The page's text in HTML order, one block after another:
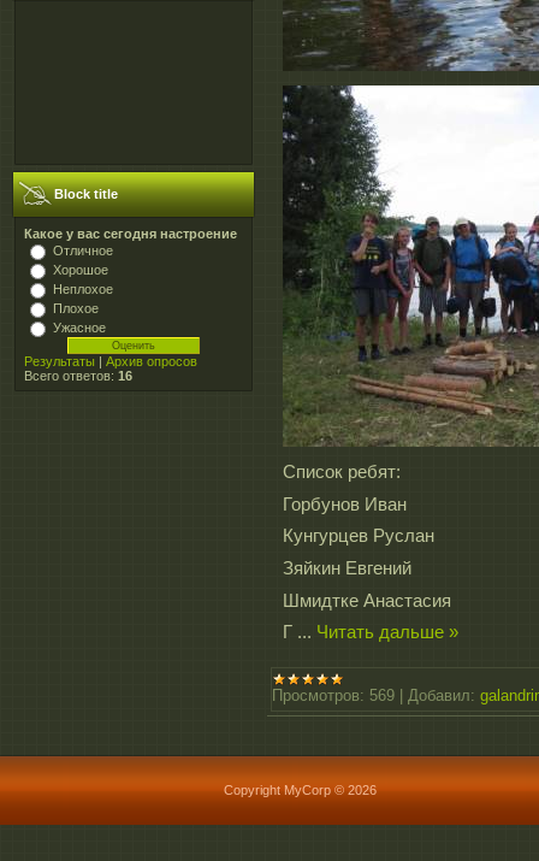
Block title
Какое у вас сегодня настроение
Отличное
Хорошое
Неплохое
Плохое
Ужасное
Результаты | Архив опросов
Всего ответов: 16
Список ребят:
Горбунов Иван
Кунгурцев Руслан
Зяйкин Евгений
Шмидтке Анастасия
Г ... Читать дальше »
Просмотров: 569 Добавил:
Copyright MyCorp © 2026